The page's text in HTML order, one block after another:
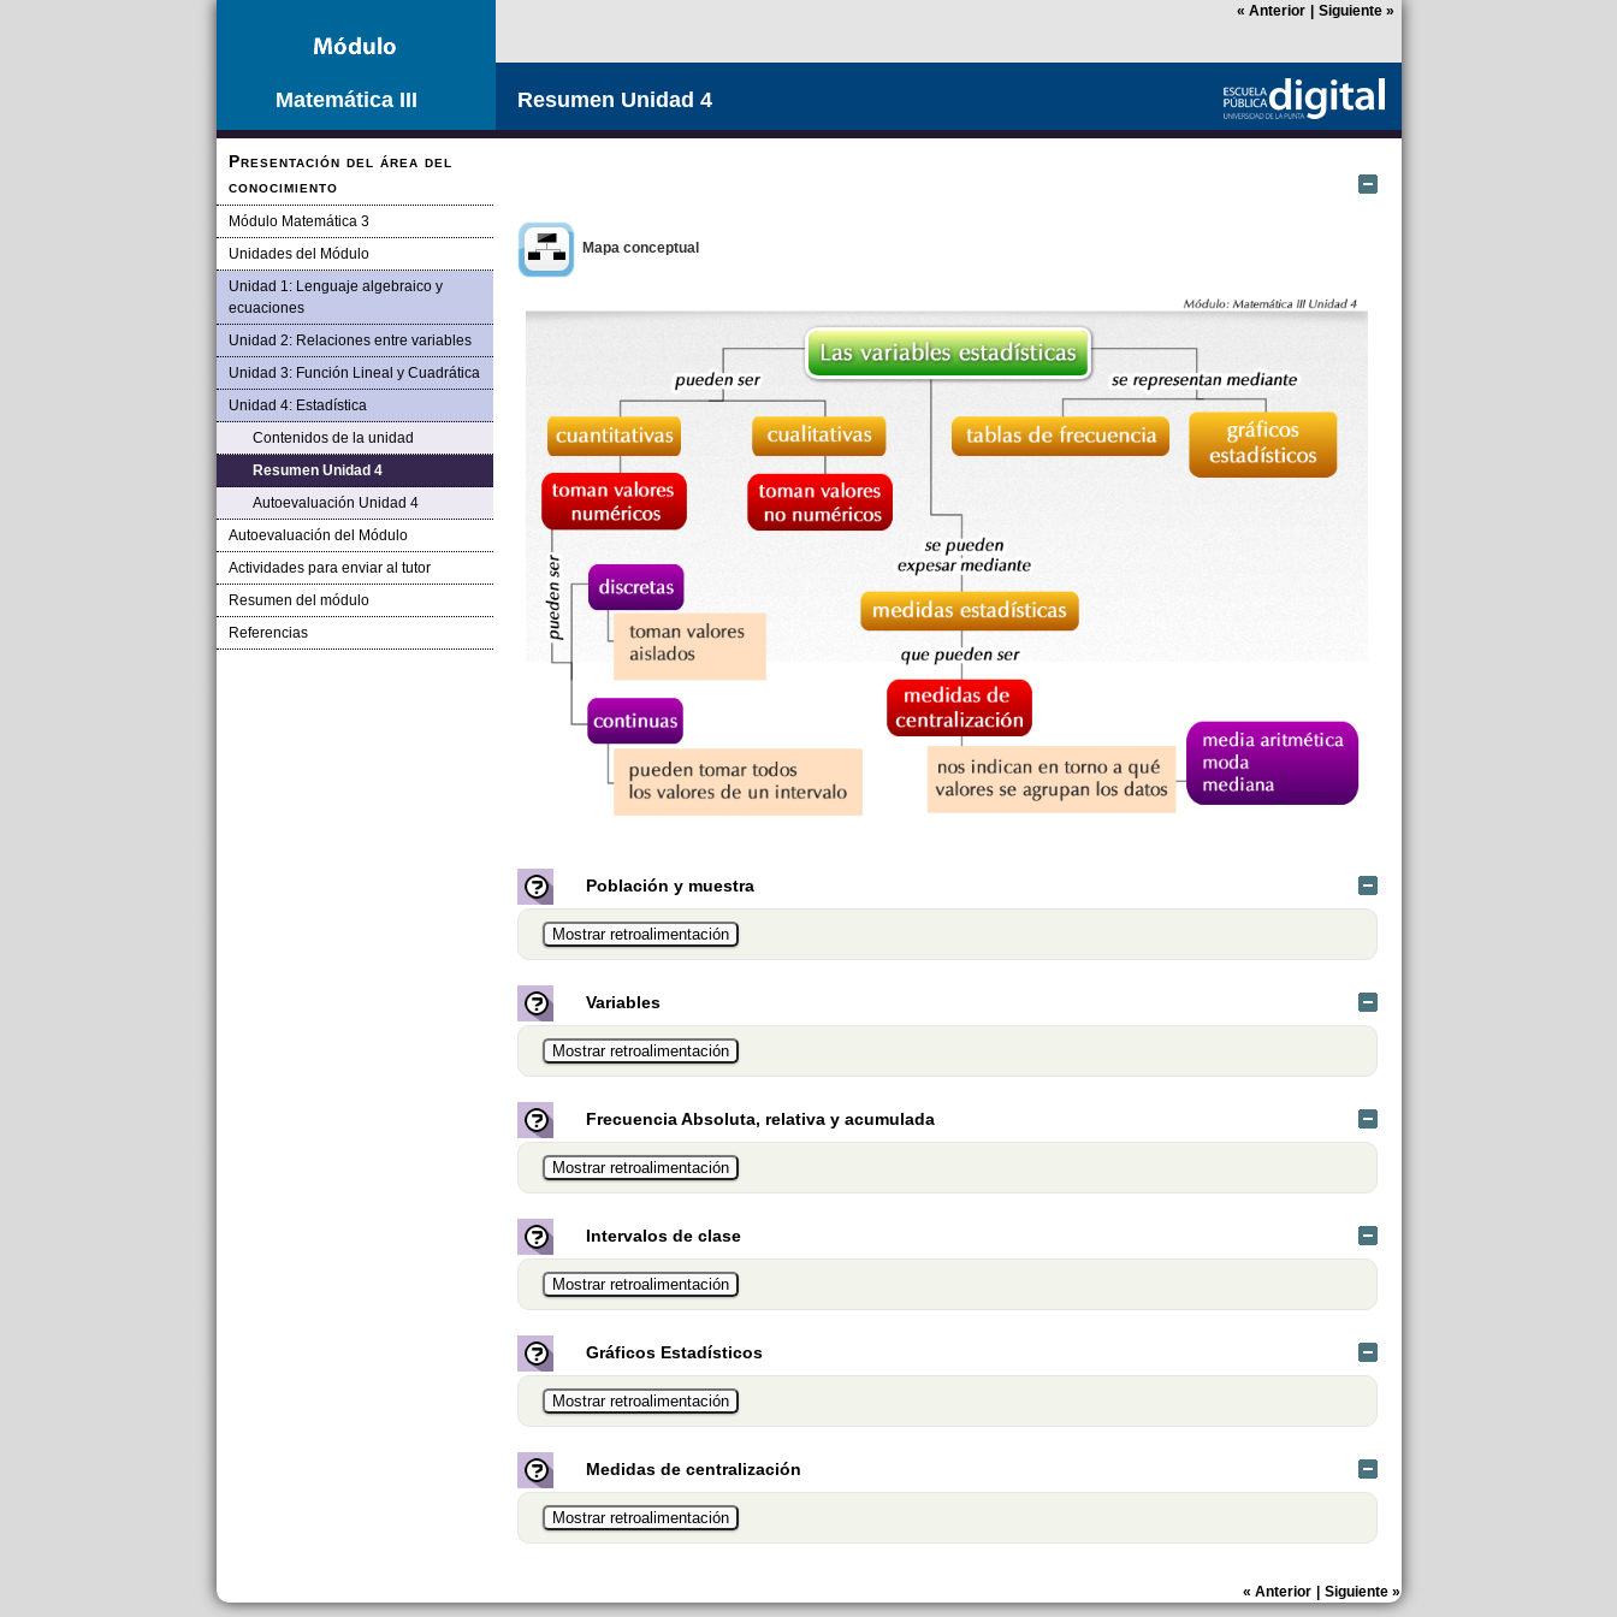
Matemática III
Presentación del área del
conocimiento
Módulo Matemática 3
Unidades del Módulo
Unidad 1: Lenguaje algebraico y
ecuaciones
Unidad 2: Relaciones entre variables
Unidad 3: Función Lineal y Cuadrática
Unidad 4: Estadística
Contenidos de la unidad
Resumen Unidad 4
Autoevaluación Unidad 4
Autoevaluación del Módulo
Actividades para enviar al tutor
Resumen del módulo
Referencias
« Anterior Siguiente»
Resumen Unidad 4
Mapa conceptual
Población y muestra
Variables
Frecuencia Absoluta, relativa y acumulada
Intervalos de clase
Gráficos Estadísticos
Medidas de centralización
« Anterior Siguiente»